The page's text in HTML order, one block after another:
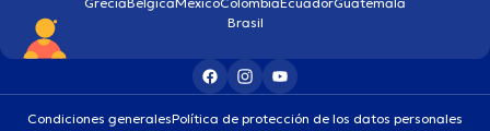
Brasil
Condiciones generalesPolítica de protección de los datos personales